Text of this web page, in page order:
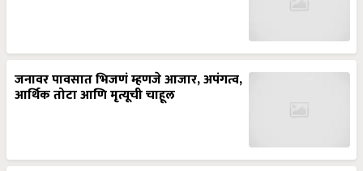
जनावर पावसात भिजणं म्हणजे आजार, अपंगत्व,
आर्थिक तोटा आणि मृत्यूची चाहूल